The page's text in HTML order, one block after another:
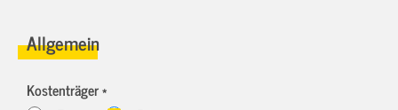
Allgemein
Kostenträger *